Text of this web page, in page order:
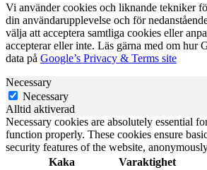
Vi använder cookies och liknande tekniker
din användarupplevelse och för
välja att acceptera samtliga cookies eller
accepterar eller inte. Läs gärna med om hur
data på Google’s Privacy & Terms site
Necessary
Necessary
Alltid aktiverad
Necessary cookies are absolutely essential
function properly. These cookies ensure
security features of the website,
Kaka
Varaktighet